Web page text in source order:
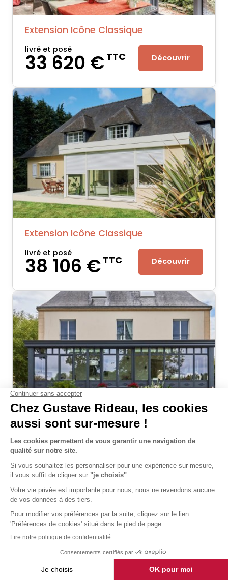
Extension Icône Classique
livré et posé
33 620 €TTC Découvrir
Extension Icône Classique
livré et posé
38 106 €TTC Découvrir
Extension Esthète Atelier d'artiste
livré et posé
76 774 €TTC Découvrir
Exemple de prix correspondant à une
réalisation sur-mesure
et selon caractéristiques citées, sous
réserve de l’accessibilité et du lieu de pose.